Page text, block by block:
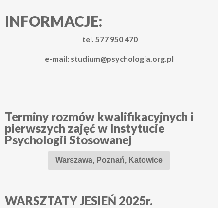
INFORMACJE:
tel. 577 950 470
e-mail: studium@psychologia.org.pl
Terminy rozmów kwalifikacyjnych i
pierwszych zajęć w Instytucie
Psychologii Stosowanej
Warszawa, Poznań, Katowice
WARSZTATY JESIEŃ 2025r.